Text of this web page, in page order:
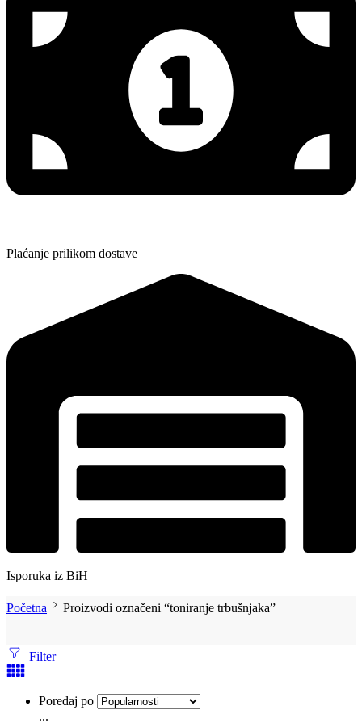
Plaćanje prilikom dostave
Isporuka iz BiH
Početna Proizvodi označeni “toniranje trbušnjaka”
Filter
Poredaj po
...